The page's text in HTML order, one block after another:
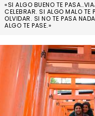
«SI ALGO BUENO TE
CELEBRAR. SI ALGO MALO TE
OLVIDAR. SI NO TE PASA
ALGO TE PASE.»